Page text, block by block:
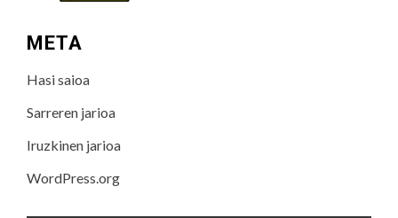
META
Hasi saioa
Sarreren jarioa
Iruzkinen jarioa
WordPress.org